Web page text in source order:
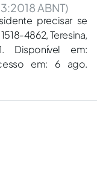
ABNT)
precisar se
1518-4862, Teresina,
Disponível em:
em: 6 ago.